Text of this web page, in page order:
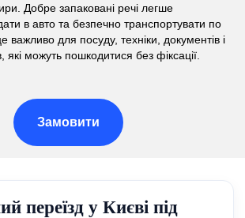
Добре запаковані речі легше
в авто та безпечно транспортувати по
важливо для посуду, техніки, документів і
які можуть пошкодитися без фіксації.
Замовити
переїзд у Києві під